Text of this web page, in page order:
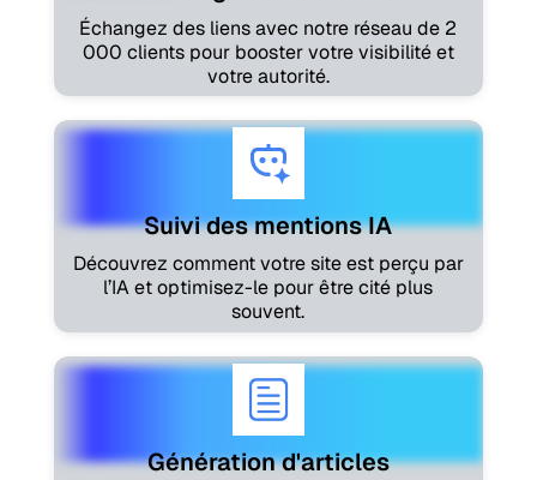
Échangez des liens avec notre réseau de 2
000 clients pour booster votre visibilité et
votre autorité.
Suivi des mentions IA
Découvrez comment votre site est perçu par
l’IA et optimisez-le pour être cité plus
souvent.
Génération d'articles